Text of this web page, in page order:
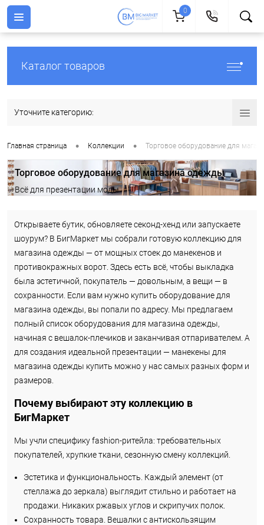
Каталог товаров
Уточните категорию:
Главная страница • Коллекции • Торговое оборудование для
Торговое оборудование для магазина одежды
Всё для презентации моды
Открываете бутик, обновляете секонд-хенд или запускаете
шоурум? В БигМаркет мы собрали готовую коллекцию для
магазина одежды — от мощных стоек до манекенов и
противокражных ворот. Здесь есть всё, чтобы выкладка
была эстетичной, покупатель — довольным, а вещи — в
сохранности. Если вам нужно купить оборудование для
магазина одежды, вы попали по адресу. Мы предлагаем
полный список оборудования для магазина одежды,
начиная с вешалок-плечиков и заканчивая отпаривателем. А
для создания идеальной презентации — манекены для
магазина одежды купить можно у нас самых разных форм и
размеров.
Почему выбирают эту коллекцию в
БигМаркет
Мы учли специфику fashion-ритейла: требовательных
покупателей, хрупкие ткани, сезонную смену коллекций.
Эстетика и функциональность. Каждый элемент (от
стеллажа до зеркала) выглядит стильно и работает на
продажи. Никаких ржавых углов и скрипучих полок.
Сохранность товара. Вешалки с антискользящим
0